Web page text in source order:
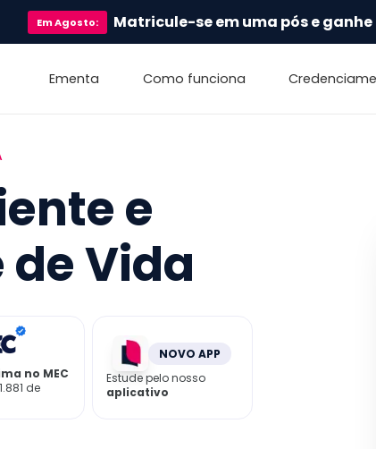
EmAgosto: Matricule-se em uma pós e
Ementa Como funciona
e
Vida
no MEC
de
NOVO APP
Estude pelo nosso
aplicativo